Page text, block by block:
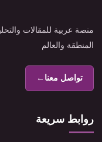
منصة عربية للمقالات
المنطقة والعالم
تواصل معنا←
روابط سريعة